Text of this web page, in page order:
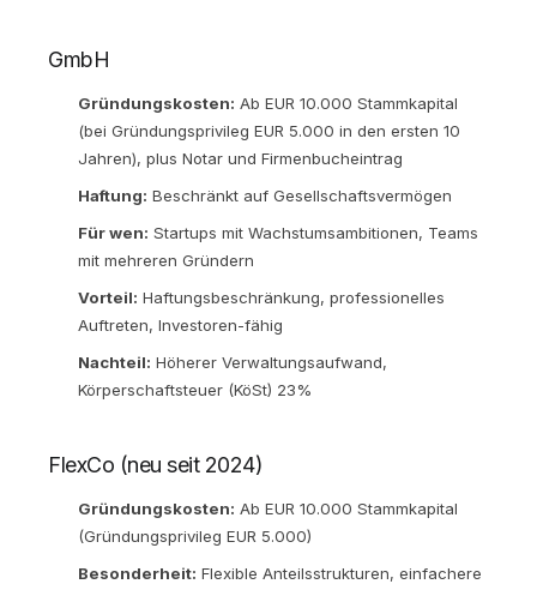
GmbH
Gründungskosten: Ab EUR 10.000 Stammkapital
(bei Gründungsprivileg EUR 5.000 in den ersten 10
Jahren), plus Notar und Firmenbucheintrag
Haftung: Beschränkt auf Gesellschaftsvermögen
Für wen: Startups mit Wachstumsambitionen, Teams
mit mehreren Gründern
Vorteil: Haftungsbeschränkung, professionelles
Auftreten, Investoren-fähig
Nachteil: Höherer Verwaltungsaufwand,
Körperschaftsteuer (KöSt) 23%
FlexCo (neu seit 2024)
Gründungskosten: Ab EUR 10.000 Stammkapital
(Gründungsprivileg EUR 5.000)
Besonderheit: Flexible Anteilsstrukturen, einfachere